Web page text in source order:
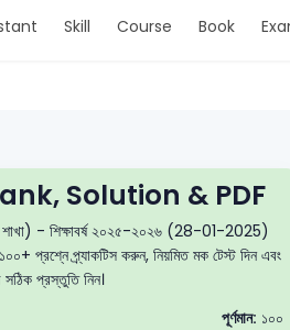
Skill Course Book
Solution & PDF
শাখা) - শিক্ষাবর্ষ ২০২৫-২০২৬ (28-01-2025)
প্রশ্নে প্র্যাকটিস করুন, নিয়মিত মক টেস্ট দিন এবং
সঠিক প্রস্তুতি নিন।
পূর্ণমান: ১০০